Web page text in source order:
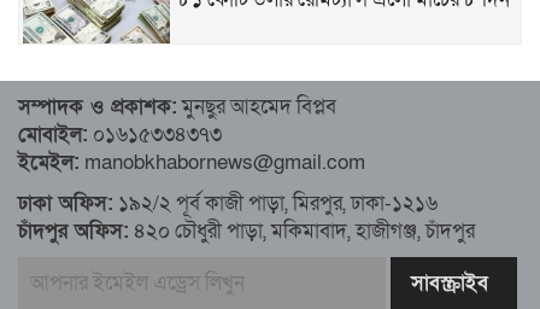
৮১ কোটি ডলার রেমিট্যান্স এলো মার্চের ৮ দিন
এখনও অপরিবর্তিত মাগুরার সেই শিশুটির
অবস্থা
দায়িত্বরত ট্রাফিক পুলিশকে মারধর, গ্রেপ্তার ১
সম্পাদক ও প্রকাশক:মুনছুর আহমেদ বিপ্লব
মোবাইল: ০১৬১৫৩৩৪৩৭৩
ইমেইল: manobkhabornews@gmail.com
ঢাকা অফিস: ১৯২/২ পূর্ব কাজী পাড়া, মিরপুর, ঢাকা-১২১৬
চাঁদপুর অফিস: ৪২০ চৌধুরী পাড়া, মকিমাবাদ, হাজীগঞ্জ, চাঁদপুর